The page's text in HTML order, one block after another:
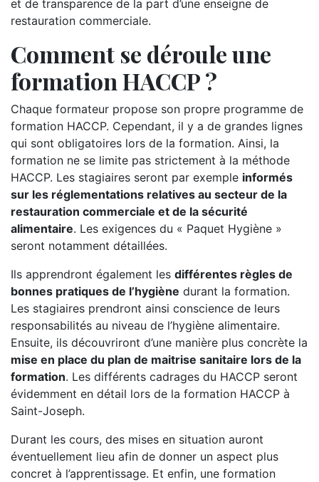
et de transparence de la part d’une enseigne de
restauration commerciale.
Comment se déroule une
formation HACCP ?
Chaque formateur propose son propre programme de
formation HACCP. Cependant, il y a de grandes lignes
qui sont obligatoires lors de la formation. Ainsi, la
formation ne se limite pas strictement à la méthode
HACCP. Les stagiaires seront par exemple informés
sur les réglementations relatives au secteur de la
restauration commerciale et de la sécurité
alimentaire. Les exigences du « Paquet Hygiène »
seront notamment détaillées.
Ils apprendront également les différentes règles de
bonnes pratiques de l’hygiène durant la formation.
Les stagiaires prendront ainsi conscience de leurs
responsabilités au niveau de l’hygiène alimentaire.
Ensuite, ils découvriront d’une manière plus concrète la
mise en place du plan de maitrise sanitaire lors de la
formation. Les différents cadrages du HACCP seront
évidemment en détail lors de la formation HACCP à
Saint-Joseph.
Durant les cours, des mises en situation auront
éventuellement lieu afin de donner un aspect plus
concret à l’apprentissage. Et enfin, une formation